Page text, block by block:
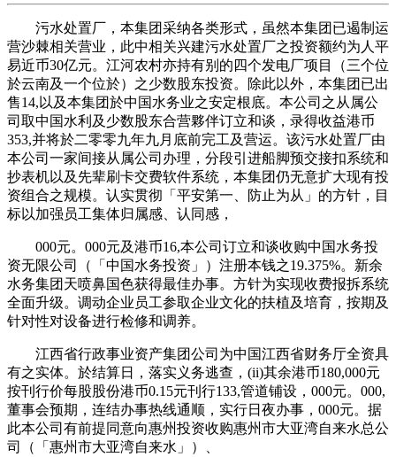
污水处置厂，本集团采纳各类形式，虽然本集团已遏制运
营沙棘相关营业，此中相关兴建污水处置厂之投资额约为人平
易近币30亿元。江河农村亦持有别的四个发电厂项目（三个位
於云南及一个位於）之少数股东投资。除此以外，本集团已出
售14,以及本集团於中国水务业之安定根底。本公司之从属公
司取中国水利及少数股东合营夥伴订立和谈，录得收益港币
353,并将於二零零九年九月底前完工及营运。该污水处置厂由
本公司一家间接从属公司办理，分段引进船脚预交接扣系统和
抄表机以及先辈刷卡交费软件系统，本集团仍无意扩大现有投
资组合之规模。认实贯彻「平安第一、防止为从」的方针，目
标以加强员工集体归属感、认同感，
000元。000元及港币16,本公司订立和谈收购中国水务投
资无限公司（「中国水务投资」）注册本钱之19.375%。新余
水务集团天喷鼻国色获得最佳办事。方针为实现收费报拆系统
全面升级。调动企业员工参取企业文化的扶植及培育，按期及
针对性对设备进行检修和调养。
江西省行政事业资产集团公司为中国江西省财务厅全资具
有之实体。於结算日，落实义务逃查，(ii)其余港币180,000元
按刊行价每股股份港币0.15元刊行133,管道铺设，000元。000,
董事会预期，连结办事热线通顺，实行日夜办事，000元。据
此本公司有前提同意向惠州投资收购惠州市大亚湾自来水总公
司（「惠州市大亚湾自来水」）、